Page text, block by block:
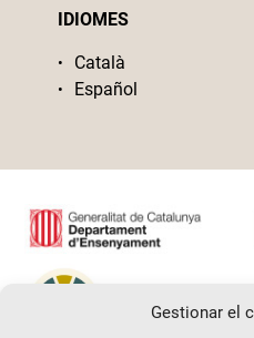
Gestionar el
IDIOMES
Català
Español